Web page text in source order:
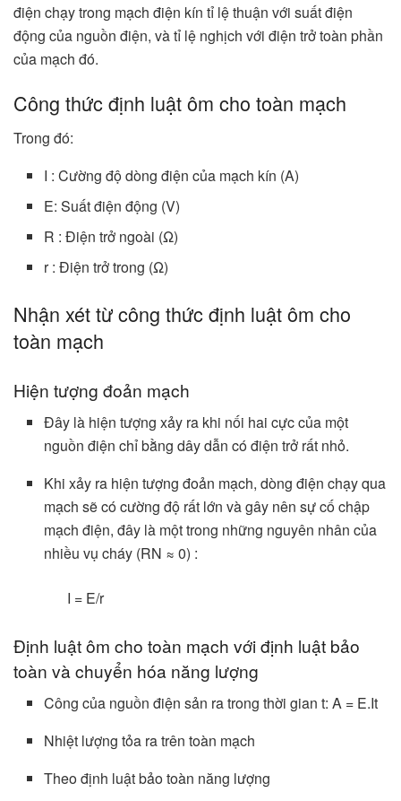
điện chạy trong mạch điện kín tỉ lệ thuận với suất điện
động của nguồn điện, và tỉ lệ nghịch với điện trở toàn phần
của mạch đó.
Công thức định luật ôm cho toàn mạch
Trong đó:
I : Cường độ dòng điện của mạch kín (A)
E: Suất điện động (V)
R : Điện trở ngoài (Ω)
r : Điện trở trong (Ω)
Nhận xét từ công thức định luật ôm cho
toàn mạch
Hiện tượng đoản mạch
Đây là hiện tượng xảy ra khi nối hai cực của một
nguồn điện chỉ bằng dây dẫn có điện trở rất nhỏ.
Khi xảy ra hiện tượng đoản mạch, dòng điện chạy qua
mạch sẽ có cường độ rất lớn và gây nên sự cố chập
mạch điện, đây là một trong những nguyên nhân của
nhiều vụ cháy (RN ≈ 0) :
I = E/r
Định luật ôm cho toàn mạch với định luật bảo
toàn và chuyển hóa năng lượng
Công của nguồn điện sản ra trong thời gian t: A = E.It
Nhiệt lượng tỏa ra trên toàn mạch
Theo định luật bảo toàn năng lượng